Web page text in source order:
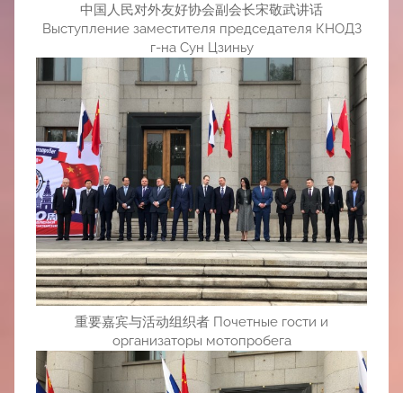
中国人民对外友好协会副会长宋敬武讲话
Выступление заместителя председателя КНОДЗ
г-на Сун Цзиньу
重要嘉宾与活动组织者 Почетные гости и
организаторы мотопробега